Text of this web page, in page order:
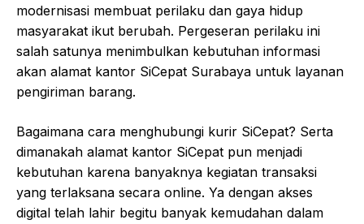
modernisasi membuat perilaku dan gaya hidup
masyarakat ikut berubah. Pergeseran perilaku ini
salah satunya menimbulkan kebutuhan informasi
akan alamat kantor SiCepat Surabaya untuk layanan
pengiriman barang.
Bagaimana cara menghubungi kurir SiCepat? Serta
dimanakah alamat kantor SiCepat pun menjadi
kebutuhan karena banyaknya kegiatan transaksi
yang terlaksana secara online. Ya dengan akses
digital telah lahir begitu banyak kemudahan dalam